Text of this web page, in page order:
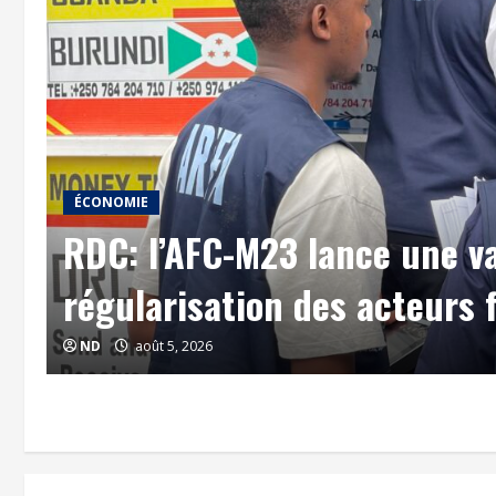
une vaste campagne de
financiers et